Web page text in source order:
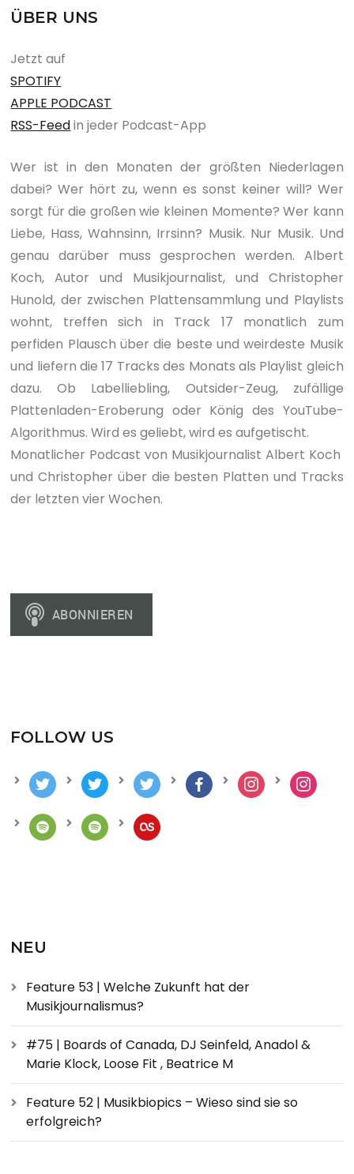
ÜBER UNS
Jetzt auf
SPOTIFY
APPLE PODCAST
RSS-Feedin jeder Podcast-App
Wer ist in den Monaten der größten Niederlagen
dabei? Wer hört zu, wenn es sonst keiner will? Wer
sorgt für die großen wie kleinen Momente? Wer kann
Liebe, Hass, Wahnsinn, Irrsinn? Musik. Nur Musik. Und
genau darüber muss gesprochen werden. Albert
Koch, Autor und Musikjournalist, und Christopher
Hunold, der zwischen Plattensammlung und Playlists
wohnt, treffen sich in Track 17 monatlich zum
perfiden Plausch über die beste und weirdeste Musik
und liefern die 17 Tracks des Monats als Playlist gleich
dazu. Ob Labelliebling, Outsider-Zeug, zufällige
Plattenladen-Eroberung oder König des YouTube-
Algorithmus. Wird es geliebt, wird es aufgetischt.
Monatlicher Podcast von Musikjournalist Albert Koch
und Christopher über die besten Platten und Tracks
der letzten vier Wochen.
FOLLOW US
NEU
Feature 53 | Welche Zukunft hat der
Musikjournalismus?
#75 | Boards of Canada, DJ Seinfeld, Anadol &
Marie Klock, Loose Fit , Beatrice M
Feature 52 | Musikbiopics – Wieso sind sie so
erfolgreich?